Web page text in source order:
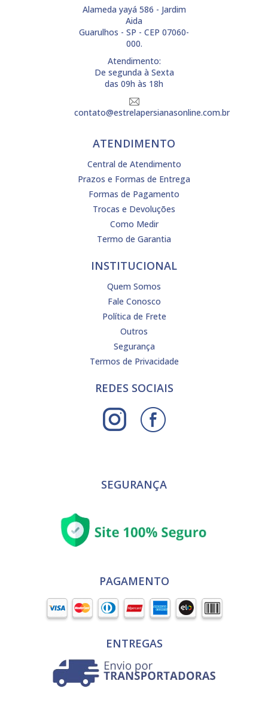
Alameda yayá 586 - Jardim
Aida
Guarulhos - SP - CEP 07060-
000.
Atendimento:
De segunda à Sexta
das 09h às 18h
contato@estrelapersianasonline.com.br
ATENDIMENTO
Central de Atendimento
Prazos e Formas de Entrega
Formas de Pagamento
Trocas e Devoluções
Como Medir
Termo de Garantia
INSTITUCIONAL
Quem Somos
Fale Conosco
Política de Frete
Outros
Segurança
Termos de Privacidade
REDES SOCIAIS
SEGURANÇA
PAGAMENTO
ENTREGAS